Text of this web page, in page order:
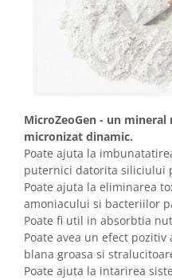
MicroZeoGen - un
micronizat dinamic.
Poate ajuta la
puternici datorita siliciului
Poate ajuta la eliminarea
amoniacului si bacteriilor
Poate fi util in absorbtia
Poate avea un efect
blana groasa si
Poate ajuta la intarirea